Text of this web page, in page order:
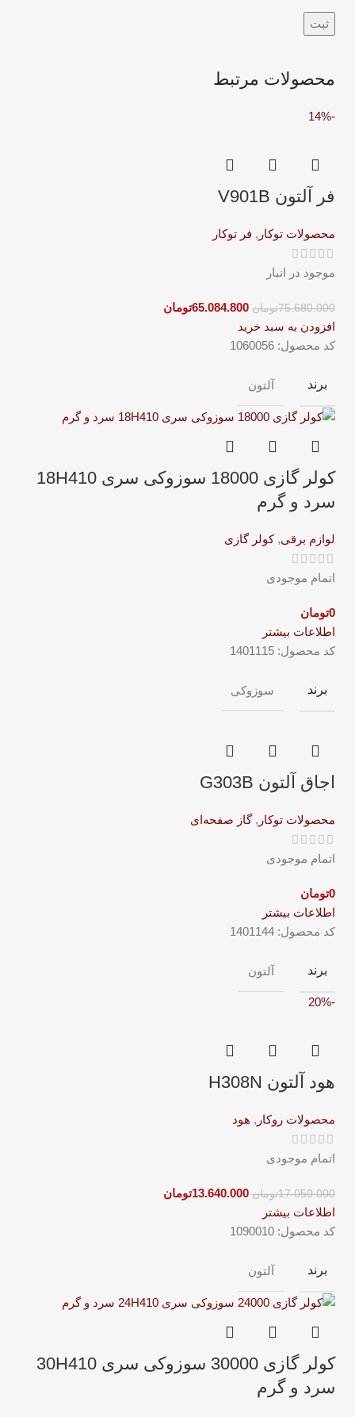
محصولات مرتبط
-14%
فر آلتون V901B
محصولات توکار , فر توکار
موجود در انبار
75.680.000تومان 65.084.800تومان
افزودن به سبد خرید
کد محصول: 1060056
برند آلتون
کولر گازی 18000 سوزوکی سری 18H410
سرد و گرم
لوازم برقی,کولر گازی
اتمام موجودی
0تومان
اطلاعات بیشتر
کد محصول: 1401115
برند سوزوکی
اجاق آلتون G303B
محصولات توکار ,گاز صفحه‌ای
اتمام موجودی
0تومان
اطلاعات بیشتر
کد محصول: 1401144
برند آلتون
-20%
هود آلتون H308N
محصولات روکار , هود
اتمام موجودی
17.050.000تومان 13.640.000تومان
اطلاعات بیشتر
کد محصول: 1090010
برند آلتون
کولر گازی 30000 سوزوکی سری 30H410
سرد و گرم